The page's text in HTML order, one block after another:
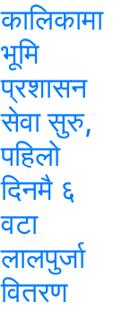
कालिकामा
भूमि
प्रशासन
सेवा सुरु,
पहिलो
दिनमै ६
वटा
लालपुर्जा
वितरण